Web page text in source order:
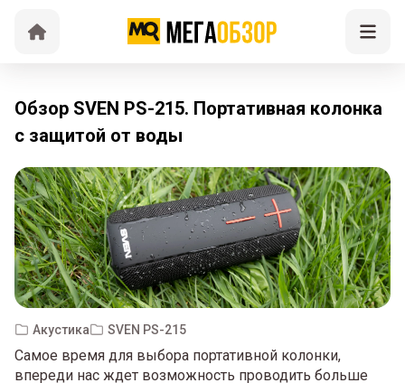
Обзор SVEN PS-215. Портативная колонка
с защитой от воды
Акустика SVEN PS-215
Самое время для выбора портативной колонки,
впереди нас ждет возможность проводить больше